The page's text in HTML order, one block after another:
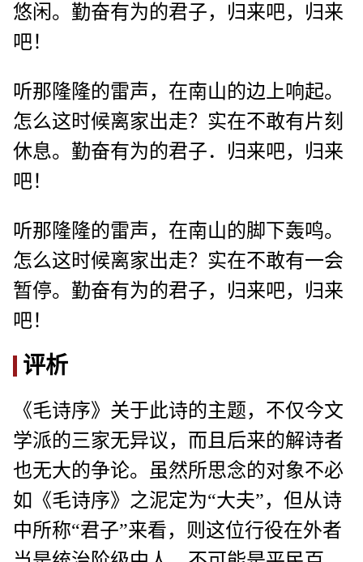
悠闲。勤奋有为的君子，归来吧，归来
吧！
听那隆隆的雷声，在南山的边上响起。
怎么这时候离家出走？实在不敢有片刻
休息。勤奋有为的君子．归来吧，归来
吧！
听那隆隆的雷声，在南山的脚下轰鸣。
怎么这时候离家出走？实在不敢有一会
暂停。勤奋有为的君子，归来吧，归来
吧！
评析
《毛诗序》关于此诗的主题，不仅今文
学派的三家无异议，而且后来的解诗者
也无大的争论。虽然所思念的对象不必
如《毛诗序》之泥定为“大夫”，但从诗
中所称“君子”来看，则这位行役在外者